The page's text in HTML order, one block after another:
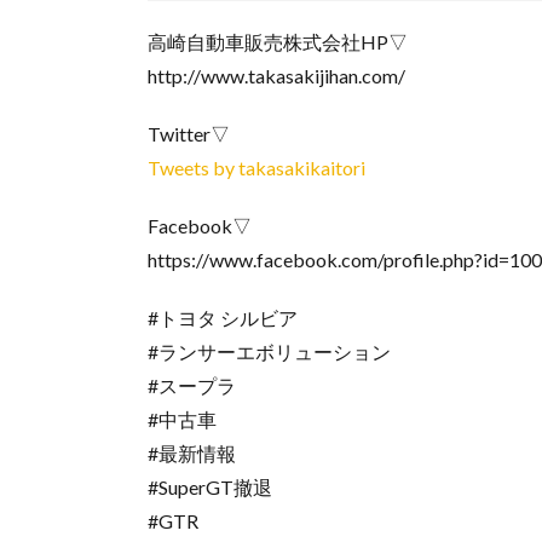
高崎自動車販売株式会社HP▽
http://www.takasakijihan.com/
Twitter▽
Tweets by takasakikaitori
Facebook▽
https://www.facebook.com/
#トヨタ シルビア
#ランサーエボリューション
#スープラ
#中古車
#最新情報
#SuperGT撤退
#GTR